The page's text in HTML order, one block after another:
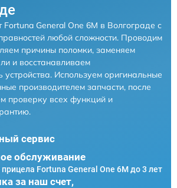
General One 6M в Волгограде с
любой сложности. Проводим
причины поломки, заменяем
и восстанавливаем
устройства. Используем оригинальные
производителем запчасти, после
проверку всех функций и
сервис
обслуживание
прицела Fortuna General One 6M до 3 лет
за наш счет,